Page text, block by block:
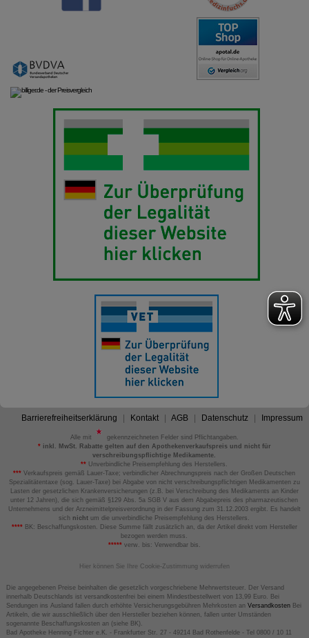
Barrierefreiheitserklärung Kontakt AGB Datenschutz Impressum
Alle mit
gekennzeichneten Felder sind Pflichtangaben.
*inkl. MwSt. Rabatte gelten auf den Apothekenverkaufspreis und nicht für
verschreibungspflichtige Medikamente.
** Unverbindliche Preisempfehlung des Herstellers.
*** Verkaufspreis gemäß Lauer-Taxe; verbindlicher Abrechnungspreis nach der Großen Deutschen
Spezialitätentaxe (sog. Lauer-Taxe) bei Abgabe von nicht verschreibungspflichtigen Medikamenten zu
Lasten der gesetzlichen Krankenversicherungen (z.B. bei Verschreibung des Medikaments an Kinder
unter 12 Jahren), die sich gemäß §129 Abs. 5a SGB V aus dem Abgabepreis des pharmazeutischen
Unternehmens und der Arzneimittelpreisverordnung in der Fassung zum 31.12.2003 ergibt. Es handelt
sich nicht um die unverbindliche Preisempfehlung des Herstellers.
****BK: Beschaffungskosten. Diese Summe fällt zusätzlich an, da der Artikel direkt vom Hersteller
bezogen werden muss.
*****verw. bis: Verwendbar bis.
Hier können Sie Ihre Cookie-Zustimmung widerrufen
Die angegebenen Preise beinhalten die gesetzlich vorgeschriebene Mehrwertsteuer. Der Versand
innerhalb Deutschlands ist versandkostenfrei bei einem Mindestbestellwert von 13,99 Euro. Bei
Sendungen ins Ausland fallen durch erhöhte Versicherungsgebühren Mehrkosten an VersandkostenBei
Artikeln, die wir ausschließlich über den Hersteller beziehen können, fallen unter Umständen
sogenannte Beschaffungskosten an (siehe BK).
Bad Apotheke Henning Fichter e.K. - Frankfurter Str. 27 - 49214 Bad Rothenfelde - Tel 0800 / 10 11